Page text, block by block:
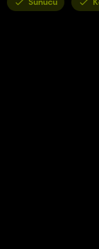
- Birçok